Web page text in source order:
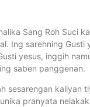
Sang Roh Suci
Ing sarehning Gusti
yesus, inggih
saben panggenan.
sesarengan kaliyan
pranyata